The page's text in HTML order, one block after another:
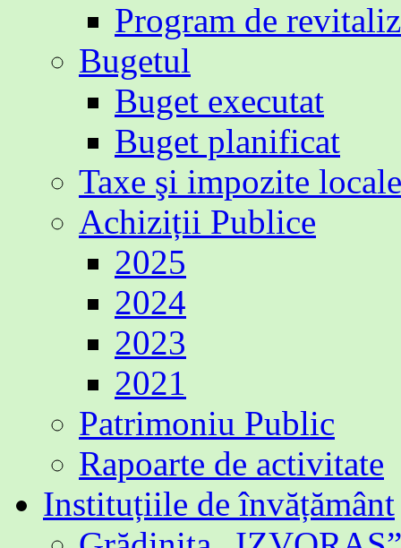
Program de
Bugetul
Buget executat
Buget planificat
Taxe şi impozite locale
Achiziții Publice
2025
2024
2023
2021
Patrimoniu Public
Rapoarte de activitate
Instituțiile de învățământ